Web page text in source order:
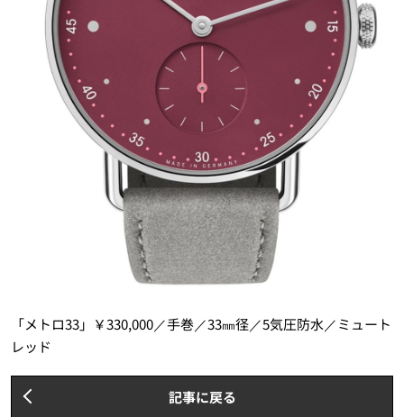
「メトロ33」￥330,000／手巻／33㎜径／5気圧防水／ミュート
レッド
記事に戻る